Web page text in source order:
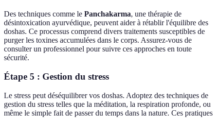
Des techniques comme le Panchakarma, une thérapie de
désintoxication ayurvédique, peuvent aider à rétablir l'équilibre des
doshas. Ce processus comprend divers traitements susceptibles de
purger les toxines accumulées dans le corps. Assurez-vous de
consulter un professionnel pour suivre ces approches en toute
sécurité.
Étape 5 : Gestion du stress
Le stress peut déséquilibrer vos doshas. Adoptez des techniques de
gestion du stress telles que la méditation, la respiration profonde, ou
même le simple fait de passer du temps dans la nature. Ces pratiques